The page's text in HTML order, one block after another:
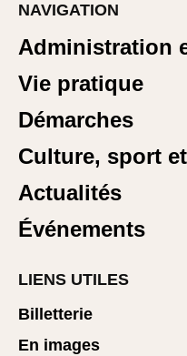
NAVIGATION
Administration
Vie pratique
Démarches
Culture, sport
Actualités
Événements
LIENS UTILES
Billetterie
En images